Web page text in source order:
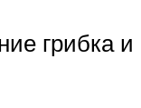
грибка и